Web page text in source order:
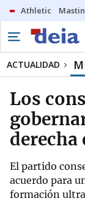
Athletic
ACTUALIDAD
Los
El partido
acuerdo para
formación